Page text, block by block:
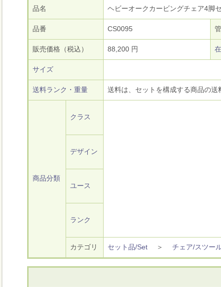
品名 ヘビーオークカービングチェア4脚
品番 CS0095
販売価格（税込） 88,200 円
サイズ
送料ランク・重量 送料は、セットを構成する商品の
商品分類
クラス
デザイン
ユース
ランク
カテゴリ セット品/Set ＞ チェア/スツー